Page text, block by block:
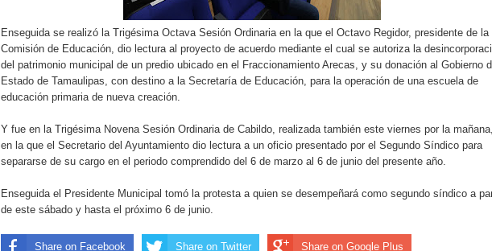
Enseguida se realizó la Trigésima Octava Sesión Ordinaria en la que el Octavo Regidor, presidente de la
Comisión de Educación, dio lectura al proyecto de acuerdo mediante el cual se autoriza la
del patrimonio municipal de un predio ubicado en el Fraccionamiento Arecas, y su donación al Gobierno
Estado de Tamaulipas, con destino a la Secretaría de Educación, para la operación de una escuela de
educación primaria de nueva creación.
Y fue en la Trigésima Novena Sesión Ordinaria de Cabildo, realizada también este viernes por la
en la que el Secretario del Ayuntamiento dio lectura a un oficio presentado por el Segundo Síndico para
separarse de su cargo en el periodo comprendido del 6 de marzo al 6 de junio del presente año.
Enseguida el Presidente Municipal tomó la protesta a quien se desempeñará como segundo síndico a
de este sábado y hasta el próximo 6 de junio.
Share on Facebook Share on Twitter Share on Google Plus